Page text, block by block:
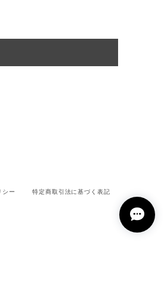
シー 特定商取引法に基づく表記